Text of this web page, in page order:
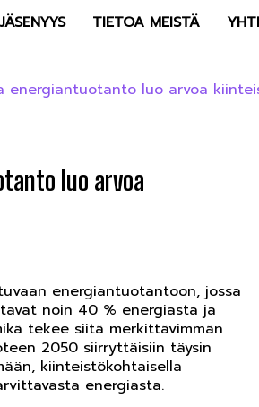
JÄSENYYS TIETOA MEISTÄ
energiantuotanto luo arvoa
luo arvoa
energiantuotantoon, jossa
noin 40 % energiasta ja
tekee siitä merkittävimmän
2050 siirryttäisiin täysin
kiinteistökohtaisella
energiasta.